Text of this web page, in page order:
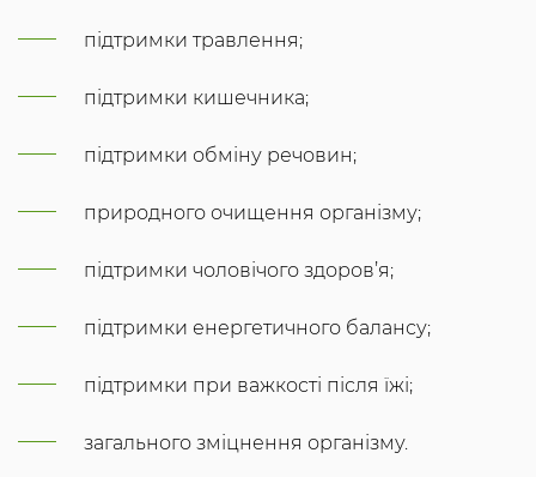
підтримки травлення;
підтримки кишечника;
підтримки обміну речовин;
природного очищення організму;
підтримки чоловічого здоров’я;
підтримки енергетичного балансу;
підтримки при важкості після їжі;
загального зміцнення організму.